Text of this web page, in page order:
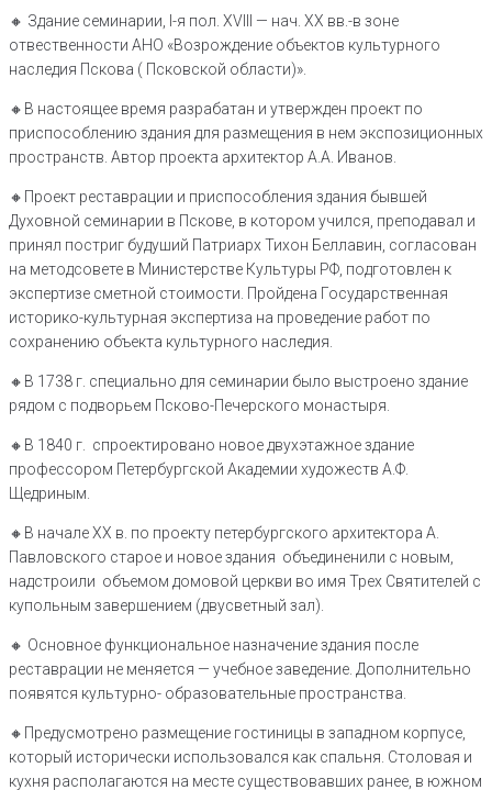
🔸️ Здание семинарии, I-я пол. XVIII — нач. XX вв.-в зоне
отвественности АНО «Возрождение объектов культурного
наследия Пскова ( Псковской области)».
🔸️В настоящее время разрабатан и утвержден проект по
приспособлению здания для размещения в нем экспозиционных
пространств. Автор проекта архитектор А.А. Иванов.
🔸️Проект реставрации и приспособления здания бывшей
Духовной семинарии в Пскове, в котором учился, преподавал и
принял постриг будуший Патриарх Тихон Беллавин, согласован
на методсовете в Министерстве Культуры РФ, подготовлен к
экспертизе сметной стоимости. Пройдена Государственная
историко-культурная экспертиза на проведение работ по
сохранению объекта культурного наследия.
🔸️В 1738 г. специально для семинарии было выстроено здание
рядом с подворьем Псково-Печерского монастыря.
🔸️В 1840 г. спроектировано новое двухэтажное здание
профессором Петербургской Академии художеств А.Ф.
Щедриным.
🔸️В начале XX в. по проекту петербургского архитектора А.
Павловского старое и новое здания объединенили с новым,
надстроили объемом домовой церкви во имя Трех Святителей с
купольным завершением (двусветный зал).
🔸️ Основное функциональное назначение здания после
реставрации не меняется — учебное заведение. Дополнительно
появятся культурно- образовательные пространства.
🔸️Предусмотрено размещение гостиницы в западном корпусе,
который исторически использовался как спальня. Столовая и
кухня располагаются на месте существовавших ранее, в южном